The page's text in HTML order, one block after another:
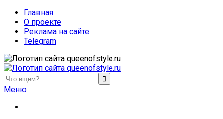
Главная
О проекте
Реклама на сайте
Telegram
queenofstyle.ru
Женский сайт о моде и красоте. Истории преображения и
похудения, отзывы о процедурах и косметике
Меню